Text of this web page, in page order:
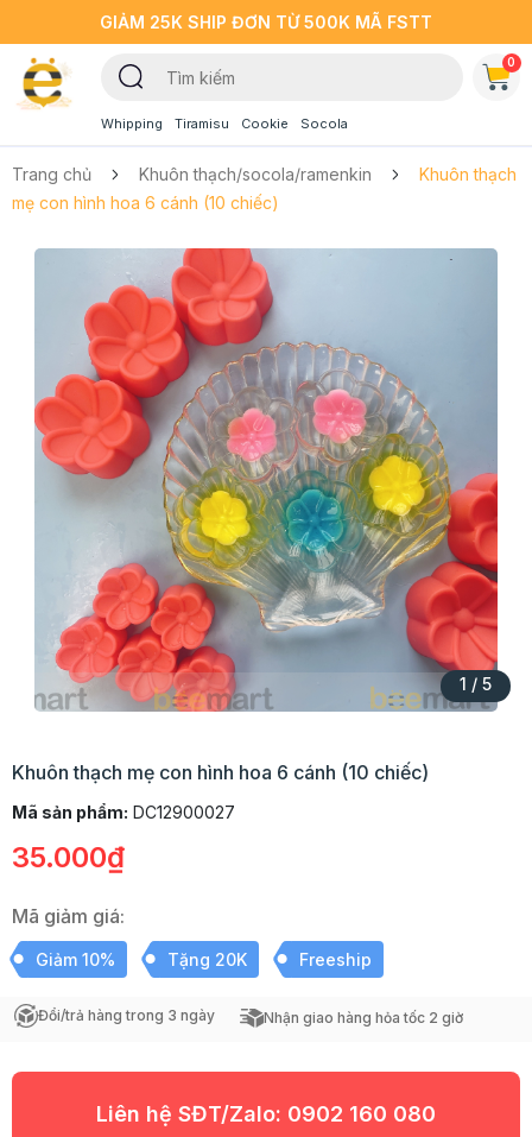
GIẢM 25K SHIP ĐƠN TỪ 500K MÃ FSTT
Whipping Tiramisu Cookie Socola
0
Trang chủ Khuôn thạch/socola/ramenkin
Khuôn thạch
mẹ con hình hoa 6 cánh (10 chiếc)
1 / 5
Khuôn thạch mẹ con hình hoa 6 cánh (10 chiếc)
Mã sản phẩm: DC12900027
35.000₫
Mã giảm giá:
Giảm 10% Tặng 20K Freeship
Đổi/trả hàng trong 3 ngày Nhận giao hàng hỏa tốc 2 giờ
Liên hệ SĐT/Zalo: 0902 160 080